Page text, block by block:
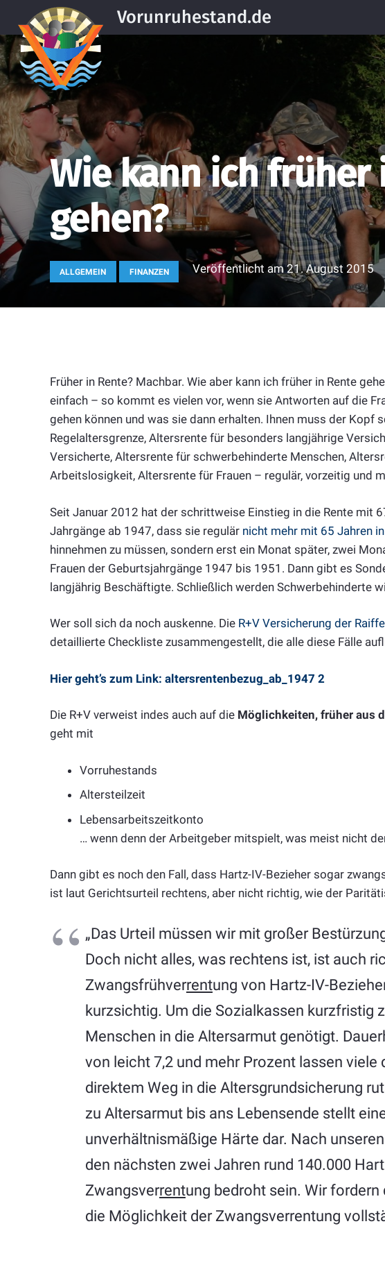
Vorunruhestand.de
Wie kann ich früher
gehen?
ALLGEMEIN FINANZEN Veröffentlicht am21. August 2015
Früher in Rente? Machbar. Wie aber kann ich früher in Rente
einfach – so kommt es vielen vor, wenn sie Antworten auf die
gehen können und was sie dann erhalten. Ihnen muss der Kopf
Regelaltersgrenze, Altersrente für besonders langjährige
Versicherte, Altersrente für schwerbehinderte Menschen,
Arbeitslosigkeit, Altersrente für Frauen – regulär, vorzeitig und
Seit Januar 2012 hat der schrittweise Einstieg in die Rente mit
Jahrgänge ab 1947, dass sie regulär nicht mehr mit 65 Jahren
hinnehmen zu müssen, sondern erst ein Monat später, zwei
Frauen der Geburtsjahrgänge 1947 bis 1951. Dann gibt es
langjährig Beschäftigte. Schließlich werden Schwerbehinderte
Wer soll sich da noch auskenne. Die R+V Versicherung der
detaillierte Checkliste zusammengestellt, die alle diese Fälle
Hier geht’s zum Link: altersrentenbezug_ab_1947 2
Die R+V verweist indes auch auf die Möglichkeiten, früher aus
geht mit
Vorruhestands
Altersteilzeit
Lebensarbeitszeitkonto
… wenn denn der Arbeitgeber mitspielt, was meist nicht
Dann gibt es noch den Fall, dass Hartz-IV-Bezieher sogar
ist laut Gerichtsurteil rechtens, aber nicht richtig, wie der
„Das Urteil müssen wir mit großer
Doch nicht alles, was rechtens ist, ist auch
Zwangsfrühverrentung von Hartz-IV-
kurzsichtig. Um die Sozialkassen kurzfristig
Menschen in die Altersarmut genötigt.
von leicht 7,2 und mehr Prozent lassen
direktem Weg in die Altersgrundsicherung
zu Altersarmut bis ans Lebensende stellt
unverhältnismäßige Härte dar. Nach
den nächsten zwei Jahren rund 140.000
Zwangsverrentung bedroht sein. Wir
die Möglichkeit der Zwangsverrentung